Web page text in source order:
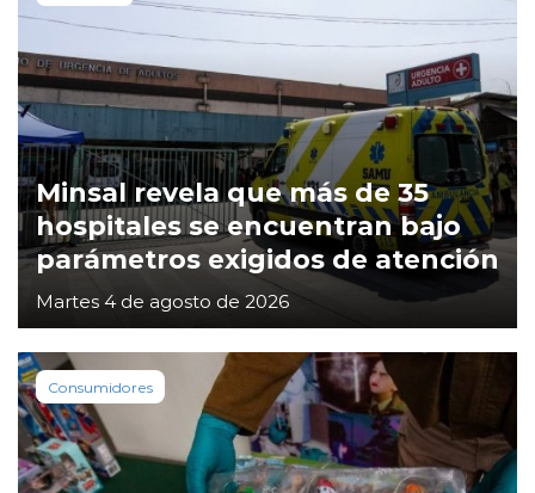
Minsal revela que más de 35
hospitales se encuentran bajo
parámetros exigidos de atención
Martes 4 de agosto de 2026
Consumidores